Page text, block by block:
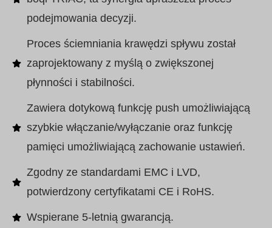
podejmowania decyzji.
Proces ściemniania krawędzi spływu został
zaprojektowany z myślą o zwiększonej
płynności i stabilności.
Zawiera dotykową funkcję push umożliwiającą
szybkie włączanie/wyłączanie oraz funkcję
pamięci umożliwiającą zachowanie ustawień.
Zgodny ze standardami EMC i LVD,
potwierdzony certyfikatami CE i RoHS.
Wspierane 5-letnią gwarancją.